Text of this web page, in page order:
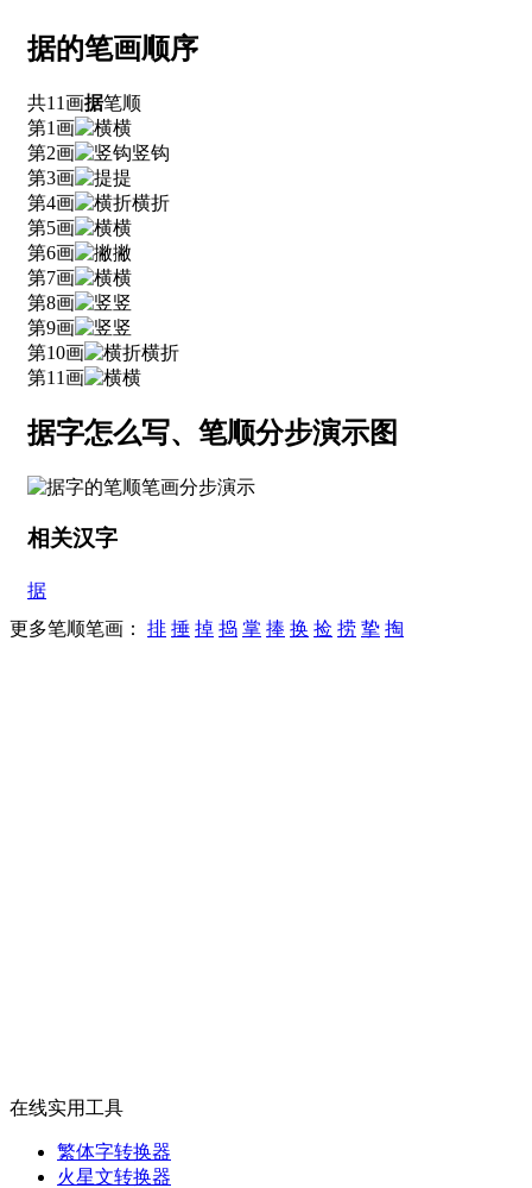
据的笔画顺序
共11画据笔顺
第1画
横
第2画
竖钩
第3画
提
第4画
横折
第5画
横
第6画
撇
第7画
横
第8画
竖
第9画
竖
第10画
横折
第11画
横
据字怎么写、笔顺分步演示图
相关汉字
据
更多笔顺笔画： 排 捶 掉 捣 掌 捧 换 捡 捞 挚 掏
在线实用工具
繁体字转换器
火星文转换器